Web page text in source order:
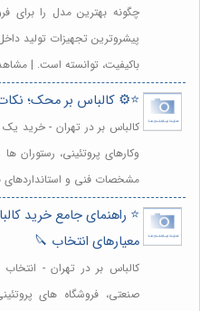
چگونه بهترین مدل را برای
پیشروترین تجهیزات تولید
باکیفیت، توانسته است. |
⭐️⚙️ کالباس بر محک؛
کالباس بر در تهران - خرید
وکارهای پروتئینی، رستوران
مشخصات فنی و
⭐️ راهنمای جامع خرید
معیارهای انتخاب 🔪
کالباس بر در تهران -
صنعتی، فروشگاه های